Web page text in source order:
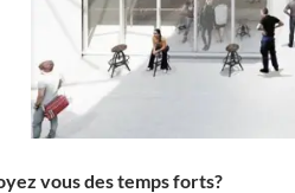
vous des temps forts?